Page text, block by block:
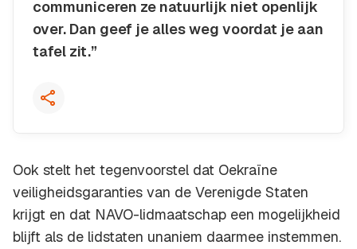
communiceren ze natuurlijk niet openlijk
over. Dan geef je alles weg voordat je aan
tafel zit.”Kopieer quote
Ook stelt het tegenvoorstel dat Oekraïne
veiligheidsgaranties van de Verenigde Staten
krijgt en dat NAVO-lidmaatschap een mogelijkheid
blijft als de lidstaten unaniem daarmee instemmen.